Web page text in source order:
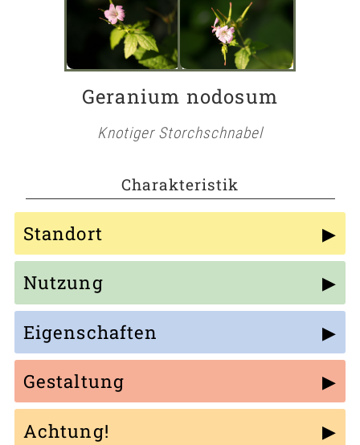
Geranium nodosum
Knotiger Storchschnabel
Charakteristik
Standort
Nutzung
Eigenschaften
Gestaltung
Achtung!